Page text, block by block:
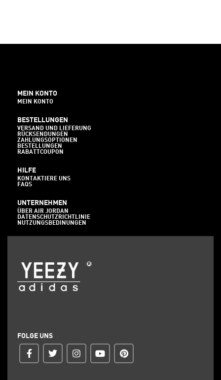
MEIN KONTO
MEIN KONTO
BESTELLUNGEN
VERSAND UND LIEFERUNG
RÜCKSENDUNGEN
ZAHLUNGSOPTIONEN
BESTELLUNGEN
RABATTCOUPON
HILFE
KONTAKTIERE UNS
FAQS
UNTERNEHMEN
ÜBER AIR JORDAN
DATENSCHUTZRICHTLINIE
NUTZUNGSBEDINUNGEN
FOLGE UNS